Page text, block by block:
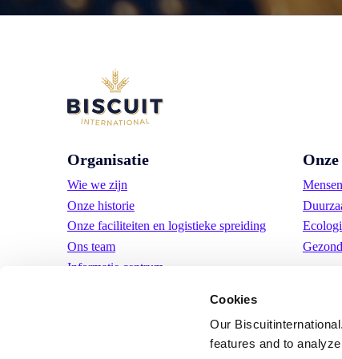
Cookies
Our
features and to
Organisatie
Wie we zijn
Onze historie
Onze faciliteiten en logistieke spreiding
Ons team
Informatie centrum